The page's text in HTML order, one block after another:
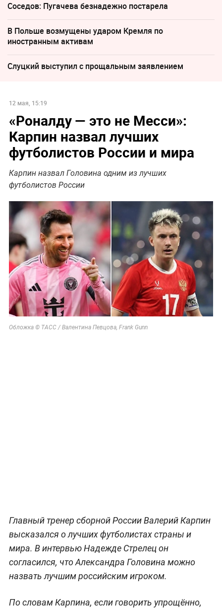
Соседов: Пугачева безнадежно постарела
В Польше возмущены ударом Кремля по
иностранным активам
Слуцкий выступил с прощальным заявлением
12 мая, 15:19
«Роналду — это не Месси»:
Карпин назвал лучших
футболистов России и мира
Карпин назвал Головина одним из лучших
футболистов России
Обложка © ТАСС / Валентина Певцова, Frank Gunn
Главный тренер сборной России Валерий Карпин
высказался о лучших футболистах страны и
мира. В интервью Надежде Стрелец он
согласился, что Александра Головина можно
назвать лучшим российским игроком.
По словам Карпина, если говорить упрощённо,